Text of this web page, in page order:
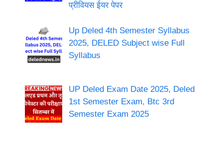
प्रीवियस ईयर पेपर
Up Deled 4th Semester Syllabus
2025, DELED Subject wise Full
Syllabus
UP Deled Exam Date 2025, Deled
1st Semester Exam, Btc 3rd
Semester Exam 2025